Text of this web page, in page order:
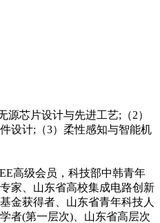
源芯片设计与先进工艺;（2）
设计;（3）柔性感知与智能机
高级会员，科技部中韩青年
家、山东省高校集成电路创新
金获得者、山东省青年科技人
者(第一层次)、山东省高层次